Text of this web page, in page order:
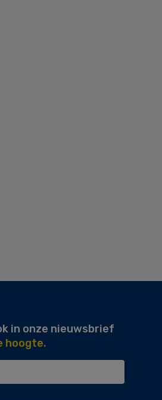
in onze nieuwsbrief
hoogte.